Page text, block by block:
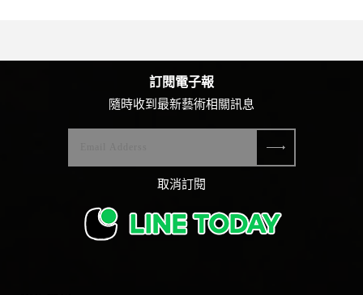
訂閱電子報
隨時收到最新藝術相關訊息
取消訂閱